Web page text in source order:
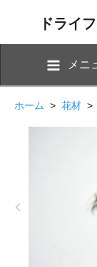
ドライ
メニ
ホーム > 花材 >